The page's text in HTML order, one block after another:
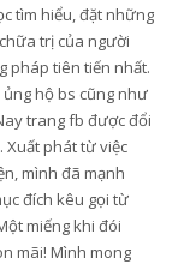
tìm hiểu, đặt những
trị của người
pháp tiên tiến nhất.
ủng hộ bs cũng như
trang fb được đổi
Xuất phát từ việc
mình đã mạnh
đích kêu gọi từ
miếng khi đói
mãi! Mình mong